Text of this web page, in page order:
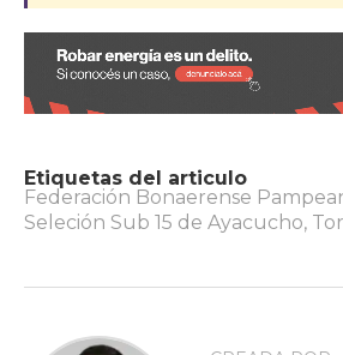
Etiquetas del articulo
Federación Bonaerense
Seleción Sub 15 de Ayacucho,